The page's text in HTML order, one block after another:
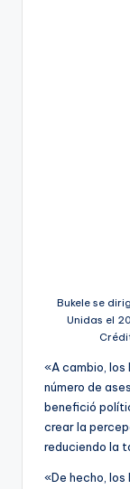
Bukele se
Unidas el
«A cambio, los
número de
benefició
crear la
reduciendo la
«De hecho, los